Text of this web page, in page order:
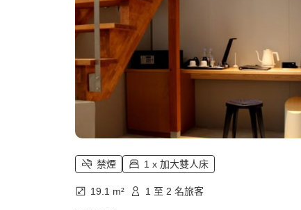
禁煙 1 x 加大雙人床
19.1 m² 1 至 2 名旅客